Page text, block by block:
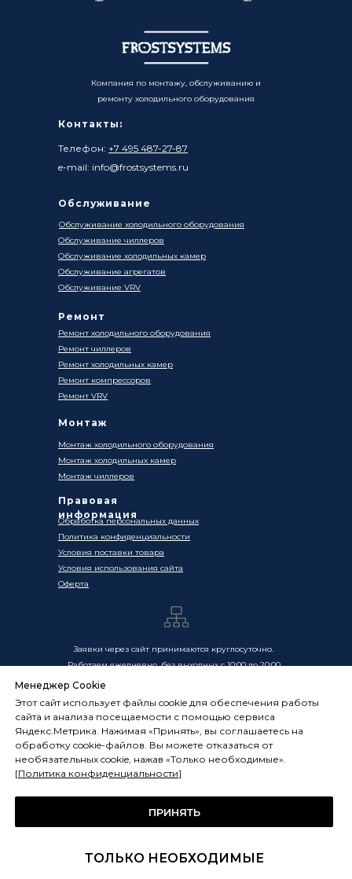
Контакты:
Телефон: +7 495 487-27-87
e-mail: info@frostsystems.ru
Ремонт
Цены, указанные на сайте, носят информационный
характер и не являются публичной офертой в смысле
ст. 437 ГК РФ. Окончательная стоимость товаров и услуг
определяется индивидуально и фиксируется в
Спецификации. Условия оказания услуг определяются
публичной офертой, размещённой по адресу:
Заявки через сайт принимаются круглосуточно.
Работаем ежедневно, без выходных с 10:00 до 20:00
Обработка персональных данных
Политика конфиденциальности
Условия поставки товара
Оферта
Условия использования сайта
Компания по монтажу, обслуживанию и
ремонту холодильного оборудования
Ремонт холодильного оборудования
Ремонт чиллеров
Ремонт холодильных камер
Ремонт компрессоров
Ремонт VRV
Монтаж
Правовая
информация
Монтаж холодильного оборудования
Монтаж чиллеров
Монтаж холодильных камер
Обслуживание
Обслуживание холодильного оборудования
Обслуживание чиллеров
Обслуживание холодильных камер
Обслуживание агрегатов
Обслуживание VRV
Менеджер Cookie
Этот сайт использует файлы cookie для обеспечения работы
сайта и анализа посещаемости с помощью сервиса
Яндекс.Метрика. Нажимая «Принять», вы соглашаетесь на
обработку cookie-файлов. Вы можете отказаться от
необязательных cookie, нажав «Только необходимые».
[Политика конфиденциальности]
ПРИНЯТЬ
ТОЛЬКО НЕОБХОДИМЫЕ